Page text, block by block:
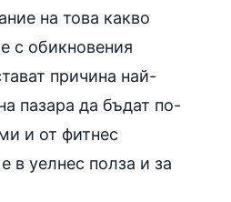
на това какво
с обикновения
причина най-
пазара да бъдат по-
и от фитнес
в уелнес полза и за